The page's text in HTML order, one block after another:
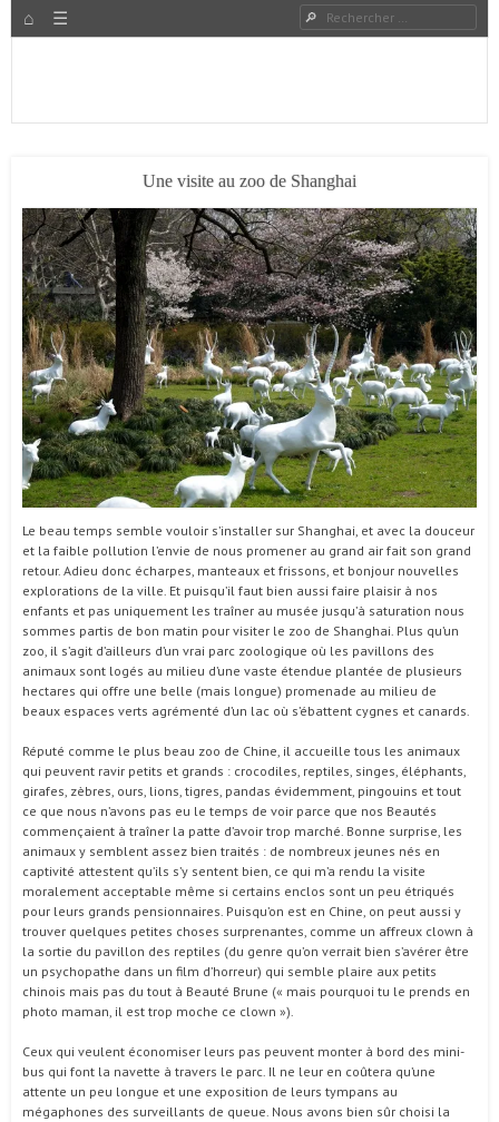
HOME Rechercher
Une visite au zoo de Shanghai
Le beau temps semble vouloir s’installer sur Shanghai, et avec la douceur
et la faible pollution l’envie de nous promener au grand air fait son grand
retour. Adieu donc écharpes, manteaux et frissons, et bonjour nouvelles
explorations de la ville. Et puisqu’il faut bien aussi faire plaisir à nos
enfants et pas uniquement les traîner au musée jusqu’à saturation nous
sommes partis de bon matin pour visiter le zoo de Shanghai. Plus qu’un
zoo, il s’agit d’ailleurs d’un vrai parc zoologique où les pavillons des
animaux sont logés au milieu d’une vaste étendue plantée de plusieurs
hectares qui offre une belle (mais longue) promenade au milieu de
beaux espaces verts agrémenté d’un lac où s’ébattent cygnes et canards.
Réputé comme le plus beau zoo de Chine, il accueille tous les animaux
qui peuvent ravir petits et grands : crocodiles, reptiles, singes, éléphants,
girafes, zèbres, ours, lions, tigres, pandas évidemment, pingouins et tout
ce que nous n’avons pas eu le temps de voir parce que nos Beautés
commençaient à traîner la patte d’avoir trop marché. Bonne surprise, les
animaux y semblent assez bien traités : de nombreux jeunes nés en
captivité attestent qu’ils s’y sentent bien, ce qui m’a rendu la visite
moralement acceptable même si certains enclos sont un peu étriqués
pour leurs grands pensionnaires. Puisqu’on est en Chine, on peut aussi y
trouver quelques petites choses surprenantes, comme un affreux clown à
la sortie du pavillon des reptiles (du genre qu’on verrait bien s’avérer être
un psychopathe dans un film d’horreur) qui semble plaire aux petits
chinois mais pas du tout à Beauté Brune (« mais pourquoi tu le prends en
photo maman, il est trop moche ce clown »).
Ceux qui veulent économiser leurs pas peuvent monter à bord des mini-
bus qui font la navette à travers le parc. Il ne leur en coûtera qu’une
attente un peu longue et une exposition de leurs tympans au
mégaphones des surveillants de queue. Nous avons bien sûr choisi la